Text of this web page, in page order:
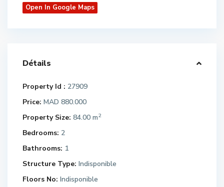
Open In Google Maps
Détails
Property Id : 27909
Price: MAD 880.000
Property Size: 84.00 m2
Bedrooms: 2
Bathrooms: 1
Structure Type: Indisponible
Floors No: Indisponible